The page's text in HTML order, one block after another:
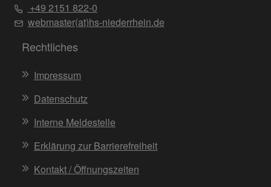
+49 2151 822-0
webmaster(at)hs-niederrhein.de
Rechtliches
Impressum
Datenschutz
Interne Meldestelle
Erklärung zur Barrierefreiheit
Kontakt / Öffnungszeiten